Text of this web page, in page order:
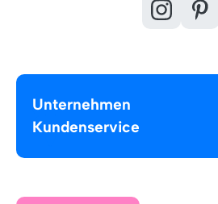
Unternehmen
Kundenservice